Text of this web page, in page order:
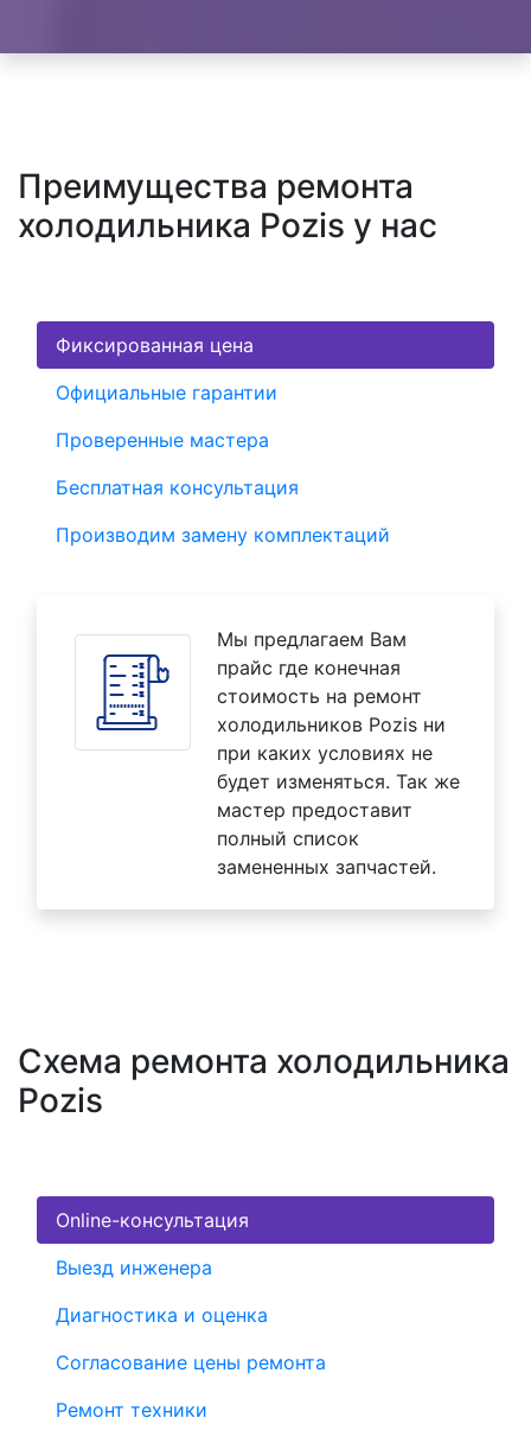
Преимущества ремонта
холодильника Pozis у нас
Фиксированная цена
Официальные гарантии
Проверенные мастера
Бесплатная консультация
Производим замену комплектаций
Мы предлагаем Вам
прайс где конечная
стоимость на ремонт
холодильников Pozis ни
при каких условиях не
будет изменяться. Так же
мастер предоставит
полный список
замененных запчастей.
Схема ремонта холодильника
Pozis
Online-консультация
Выезд инженера
Диагностика и оценка
Согласование цены ремонта
Ремонт техники